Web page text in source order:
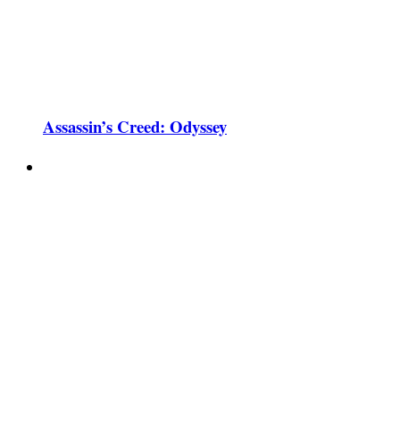
Assassin’s Creed: Odyssey